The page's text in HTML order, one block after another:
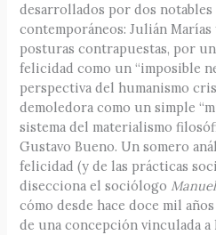
desarrollados por dos notables
contemporáneos: Julián Marías
posturas contrapuestas, por
felicidad como un “imposible
perspectiva del humanismo
demoledora como un simple
sistema del materialismo
Gustavo Bueno. Un somero
felicidad (y de las prácticas
disecciona el sociólogo
cómo desde hace doce mil
de una concepción vinculada